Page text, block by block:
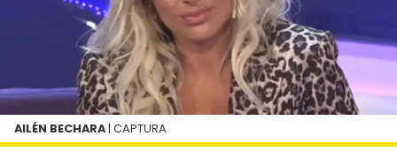
AILÉN BECHARA | CAPTURA